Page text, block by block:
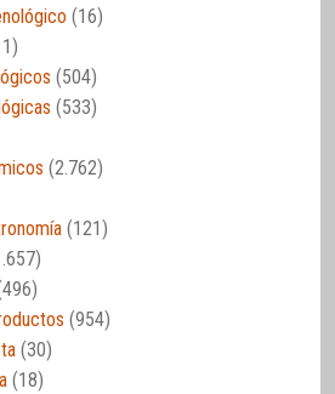
(16)
(504)
(533)
(2.762)
(121)
(954)
(30)
(18)